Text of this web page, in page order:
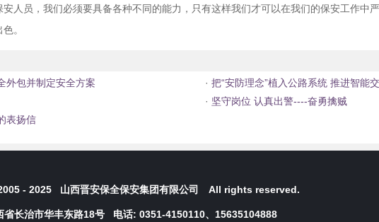
人员，我们必须要具备各种不同的能力，只有这样我们才可以在我们的保安工作中
。
外包并制定安全方案 · 把“安防理念”植入公路系统 推进智能
· 坚守岗位 认真出警----奋勇擒贼
表扬信
- 2025 山西晋安保全保安集团有限公司 All rights reserved.
省长治市华丰东路18号 电话: 0351-4150110、15635104888